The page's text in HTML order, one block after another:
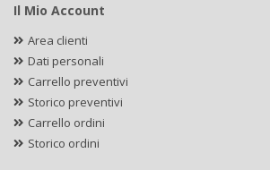
Il Mio Account
Area clienti
Dati personali
Carrello preventivi
Storico preventivi
Carrello ordini
Storico ordini